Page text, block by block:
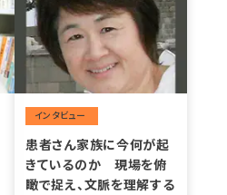
投稿
患者さん家族に今何が起
きているのか 現場を俯
瞰で捉え、文脈を理解する